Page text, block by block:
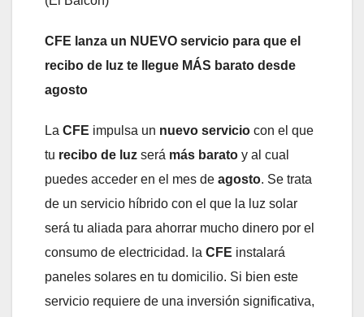
CFE lanza un NUEVO servicio para que el
recibo de luz te llegue MÁS barato desde
agosto
La CFE impulsa un nuevo servicio con el que
tu recibo de luz será más barato y al cual
puedes acceder en el mes de agosto. Se trata
de un servicio híbrido con el que la luz solar
será tu aliada para ahorrar mucho dinero por el
consumo de electricidad. la CFE instalará
paneles solares en tu domicilio. Si bien este
servicio requiere de una inversión significativa,